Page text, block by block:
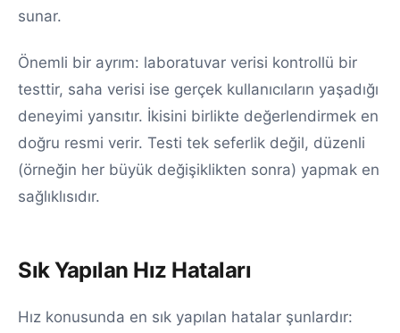
sunar.
Önemli bir ayrım: laboratuvar verisi kontrollü bir
testtir, saha verisi ise gerçek kullanıcıların yaşadığı
deneyimi yansıtır. İkisini birlikte değerlendirmek en
doğru resmi verir. Testi tek seferlik değil, düzenli
(örneğin her büyük değişiklikten sonra) yapmak en
sağlıklısıdır.
Sık Yapılan Hız Hataları
Hız konusunda en sık yapılan hatalar şunlardır: